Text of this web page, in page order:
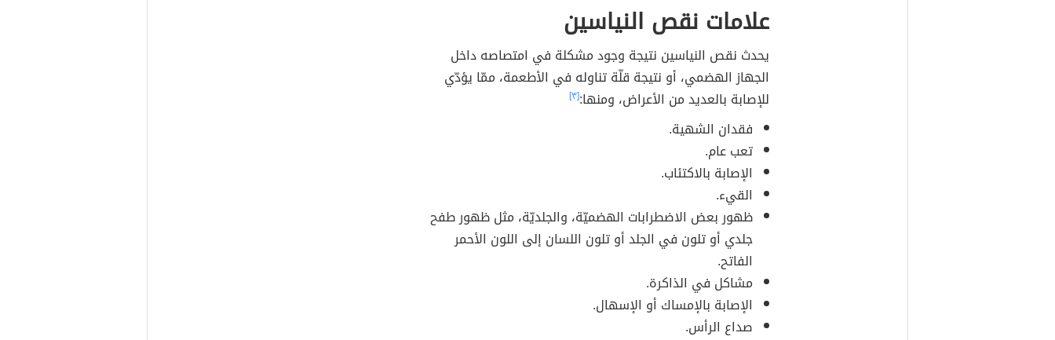
علامات نقص النياسين
يحدث نقص النياسين نتيجة وجود مشكلة في امتصاصه داخل
الجهاز الهضمي، أو نتيجة قلّة تناوله في الأطعمة، ممّا يؤدّي
للإصابة بالعديد من الأعراض، ومنها:[٣]
فقدان الشهية.
تعب عام.
الإصابة بالاكتئاب.
القيء.
ظهور بعض الاضطرابات الهضميّة، والجلديّة، مثل ظهور طفح
جلدي أو تلون في الجلد أو تلون اللسان إلى اللون الأحمر
الفاتح.
مشاكل في الذاكرة.
الإصابة بالإمساك أو الإسهال.
صداع الرأس.